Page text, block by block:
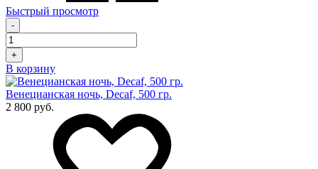
Быстрый просмотр
-
+
В корзину
Венецианская ночь, Decaf, 500 гр.
2 800 руб.